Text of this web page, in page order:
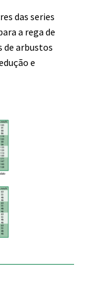
das series
a rega de
de arbustos
e